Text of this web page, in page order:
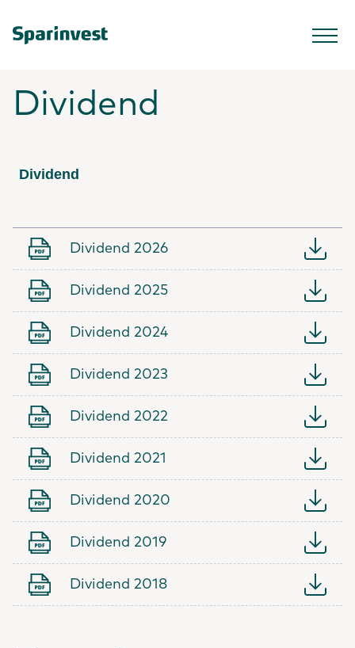
Dividend
Dividend
Dividend 2026
Dividend 2025
Dividend 2024
Dividend 2023
Dividend 2022
Dividend 2021
Dividend 2020
Dividend 2019
Dividend 2018